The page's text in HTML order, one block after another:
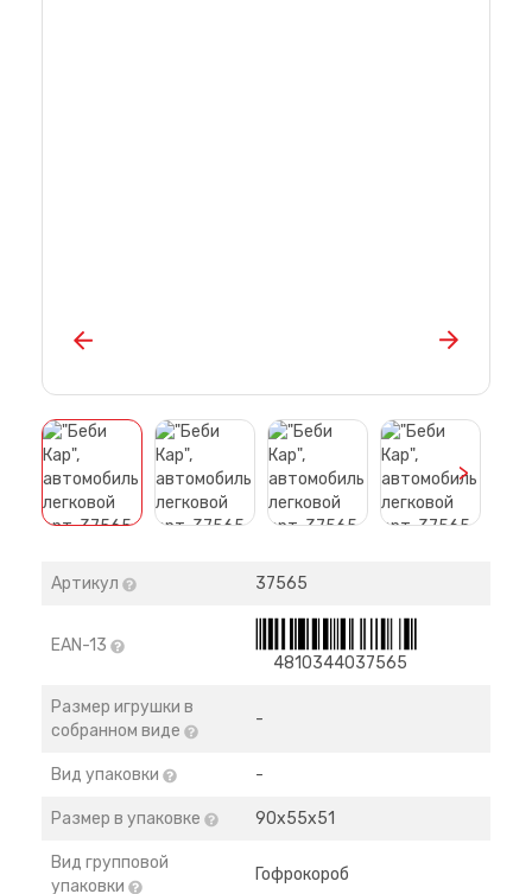
>
Артикул 37565
EAN-13
4810344037565
Размер игрушки в
собранном виде
-
Вид упаковки -
Размер в упаковке 90х55х51
Вид групповой
упаковки
Гофрокороб